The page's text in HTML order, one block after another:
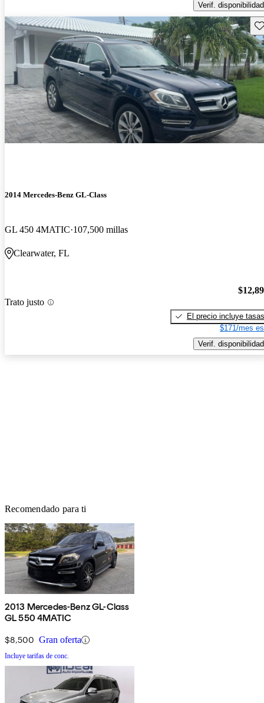
Verif. disponibilidad
2014 Mercedes-Benz GL-Class
GL 450 4MATIC 107,500 millas
Clearwater, FL
Trato justo
El precio incluye tasas
$171/mes
Verif. disponibilidad
Recomendado para ti
2013 Mercedes-Benz GL-Class
GL 550 4MATIC
$8,500 Gran oferta
Incluye tarifas de conc.